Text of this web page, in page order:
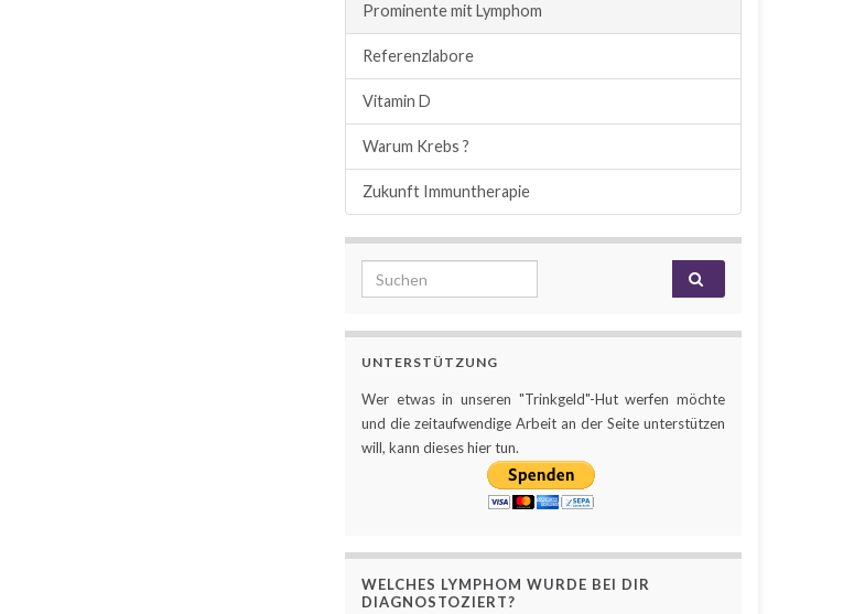
Prominente mit Lymphom
Referenzlabore
Vitamin D
Warum Krebs ?
Zukunft Immuntherapie
Search for:
UNTERSTÜTZUNG
Wer etwas in unseren "Trinkgeld"-Hut werfen möchte
und die zeitaufwendige Arbeit an der Seite unterstützen
will, kann dieses hier tun.
WELCHES LYMPHOM WURDE BEI DIR
DIAGNOSTOZIERT?